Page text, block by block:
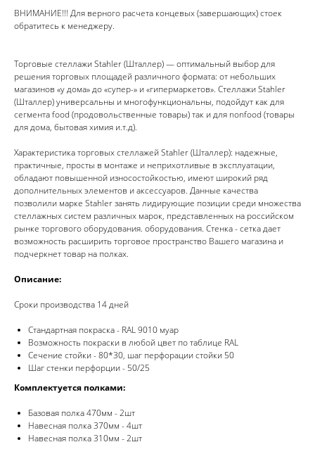
ВНИМАНИЕ!!! Для верного расчета концевых (завершающих) стоек
обратитесь к менеджеру.
Торговые стеллажи Stahler (Шталлер) — оптимальный выбор для
решения торговых площадей различного формата: от небольших
магазинов «у дома» до «супер-» и «гипермаркетов». Стеллажи Stahler
(Шталлер) универсальны и многофункциональны, подойдут как для
сегмента food (продовольственные товары) так и для nonfood (товары
для дома, бытовая химия и.т.д).
Характеристика торговых стеллажей Stahler (Шталлер): надежные,
практичные, просты в монтаже и неприхотливые в эксплуатации,
обладают повышенной износостойкостью, имеют широкий ряд
дополнительных элементов и аксессуаров. Данные качества
позволили марке Stahler занять лидирующие позиции среди множества
стеллажных систем различных марок, представленных на российском
рынке торгового оборудования. оборудования. Стенка - сетка дает
возможность расширить торговое пространство Вашего магазина и
подчеркнет товар на полках.
Описание:
Сроки производства 14 дней
Стандартная покраска - RAL 9010 муар
Возможность покраски в любой цвет по таблице RAL
Сечение стойки - 80*30, шаг перфорации стойки 50
Шаг стенки перфорции - 50/25
Комплектуется полками:
Базовая полка 470мм - 2шт
Навесная полка 370мм - 4шт
Навесная полка 310мм - 2шт